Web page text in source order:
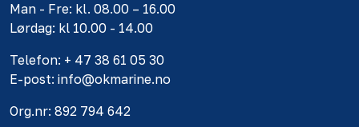
Man - Fre: kl. 08.00 – 16.00
Lørdag: kl 10.00 - 14.00
Telefon: + 47 38 61 05 30
E-post: info@okmarine.no
Org.nr: 892 794 642